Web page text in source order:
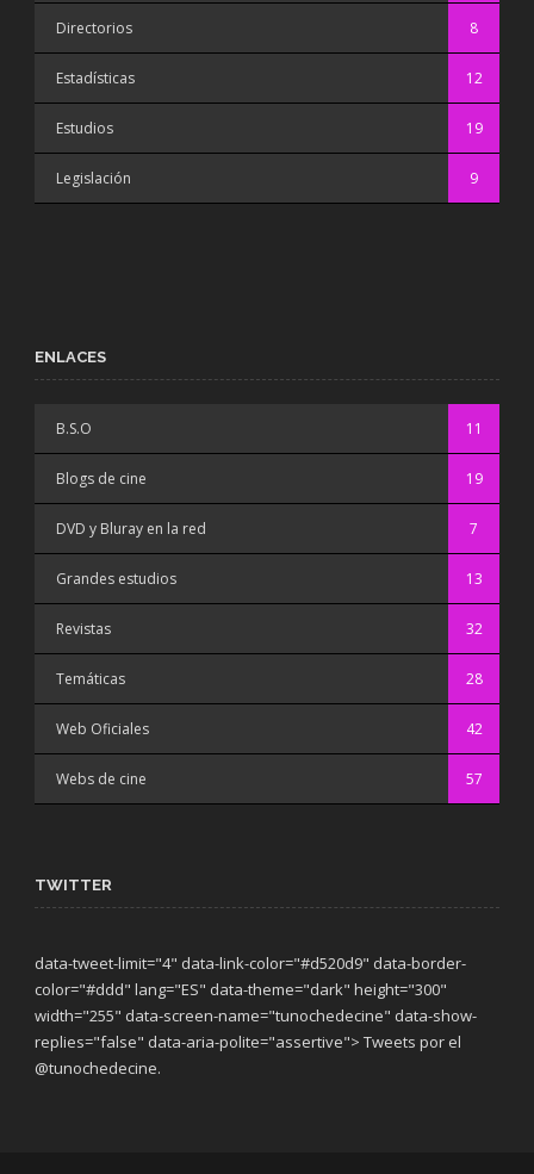
Directorios 8
Estadísticas 12
Estudios 19
Legislación 9
ENLACES
B.S.O 11
Blogs de cine 19
DVD y Bluray en la red 7
Grandes estudios 13
Revistas 32
Temáticas 28
Web Oficiales 42
Webs de cine 57
TWITTER
data-tweet-limit="4" data-link-color="#d520d9" data-border-
color="#ddd" lang="ES" data-theme="dark" height="300"
width="255" data-screen-name="tunochedecine" data-show-
replies="false" data-aria-polite="assertive"> Tweets por el
@tunochedecine.